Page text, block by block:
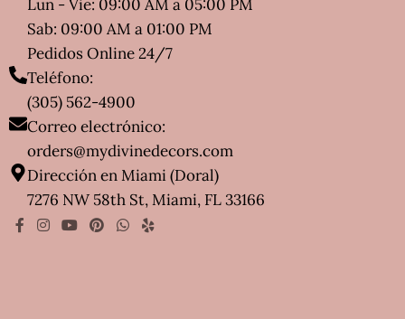
Lun - Vie: 09:00 AM a 05:00 PM
Sab: 09:00 AM a 01:00 PM
Pedidos Online 24/7
Teléfono:
(305) 562-4900
Correo electrónico:
orders@mydivinedecors.com
Dirección en Miami (Doral)
7276 NW 58th St, Miami, FL 33166